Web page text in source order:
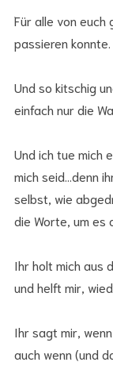
Für alle von euch
passieren konnte.
Und so kitschig
einfach nur die
Und ich tue mich
mich seid…denn
selbst, wie
die Worte, um es
Ihr holt mich aus
und helft mir,
Ihr sagt mir,
auch wenn (und